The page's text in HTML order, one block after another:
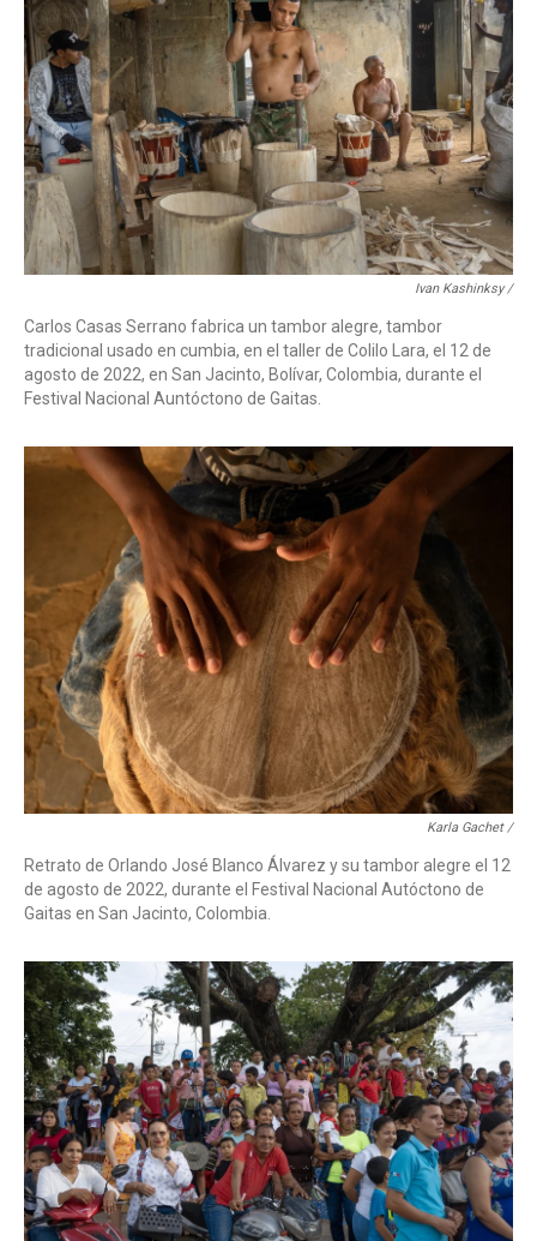
Ivan Kashinksy /
Carlos Casas Serrano fabrica un tambor alegre, tambor
tradicional usado en cumbia, en el taller de Colilo Lara, el 12 de
agosto de 2022, en San Jacinto, Bolívar, Colombia, durante el
Festival Nacional Auntóctono de Gaitas.
Karla Gachet /
Retrato de Orlando José Blanco Álvarez y su tambor alegre el 12
de agosto de 2022, durante el Festival Nacional Autóctono de
Gaitas en San Jacinto, Colombia.